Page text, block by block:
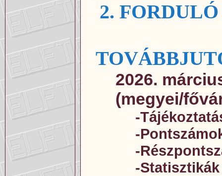
2.
2026.
(megyei/
-
-
-
-Statisztikák